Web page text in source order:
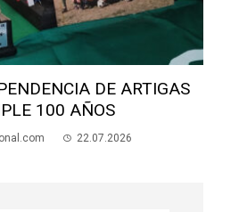
DE ARTIGAS
100 AÑOS
22.07.2026